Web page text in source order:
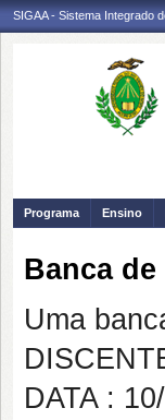
SIGAA - Sistema Integrado
Programa Ensino
Banca de
Uma
DATA :